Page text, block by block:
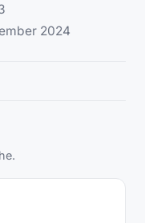
2024